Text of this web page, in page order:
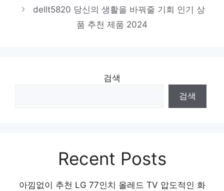
소장가치 100%의 특별한 제품 인기 상품 추
천 제품 2024
dellt5820 당신의 생활을 바꿔줄 기회 인기 상
품 추천 제품 2024
검색
검색
Recent Posts
아낌없이 추천 LG 77인치 올레드 TV 압도적인 화